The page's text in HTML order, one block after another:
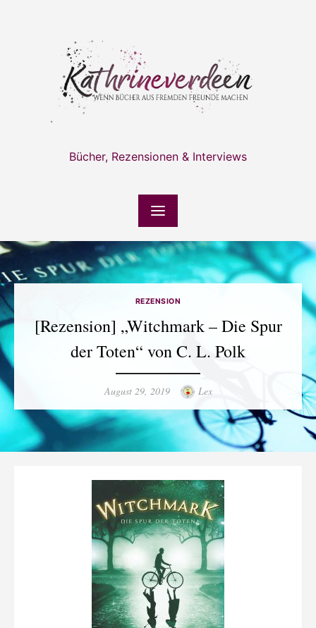
Bücher, Rezensionen & Interviews
REZENSION
[Rezension] „Witchmark – Die Spur
der Toten“ von C. L. Polk
Posted
August 29, 2019 Author
Lex